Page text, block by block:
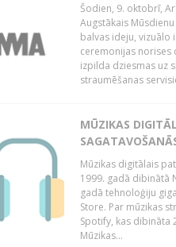
Šodien, 9. oktobrī,
Augstākais
balvas ideju,
ceremonijas norises
izpilda dziesmas uz
straumēšanas
MŪZIKAS
Mūzikas digitālais
1999. gadā dibinātā
gadā tehnoloģiju
Store. Par mūzikas
Spotify, kas dibināta
Mūzikas...